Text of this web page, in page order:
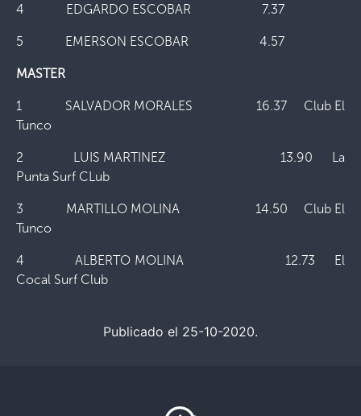
4 EDGARDO ESCOBAR 7.37
5 EMERSON ESCOBAR 4.57
MASTER
1 SALVADOR MORALES 16.37 Club El
Tunco
2 LUIS MARTINEZ 13.90 La
Punta Surf CLub
3 MARTILLO MOLINA 14.50 Club El
Tunco
4 ALBERTO MOLINA 12.73 El
Cocal Surf Club
Publicado el 25-10-2020.